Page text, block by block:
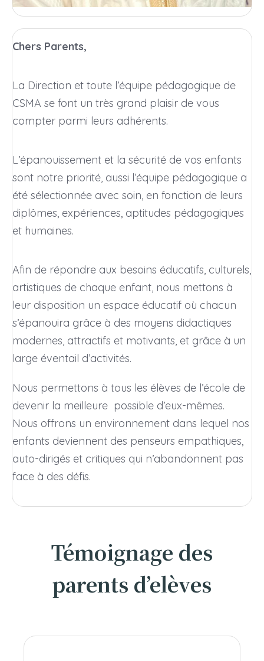
Chers Parents,
La Direction et toute l’équipe pédagogique de
CSMA se font un très grand plaisir de vous
compter parmi leurs adhérents.
L’épanouissement et la sécurité de vos enfants
sont notre priorité, aussi l’équipe pédagogique a
été sélectionnée avec soin, en fonction de leurs
diplômes, expériences, aptitudes pédagogiques
et humaines.
Afin de répondre aux besoins éducatifs, culturels,
artistiques de chaque enfant, nous mettons à
leur disposition un espace éducatif où chacun
s’épanouira grâce à des moyens didactiques
modernes, attractifs et motivants, et grâce à un
large éventail d’activités.
Nous permettons à tous les élèves de l’école de
devenir la meilleure possible d’eux-mêmes.
Nous offrons un environnement dans lequel nos
enfants deviennent des penseurs empathiques,
auto-dirigés et critiques qui n’abandonnent pas
face à des défis.
Témoignage des
parents d’elèves